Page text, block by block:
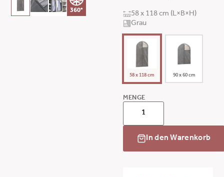
360°
58 x 118 cm (L×B×H)
Grau
58 x 118 cm 90 x 60 cm
MENGE
In den Warenkorb